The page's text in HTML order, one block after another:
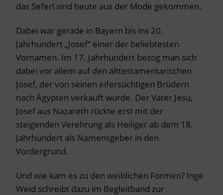
das Seferl sind heute aus der Mode gekommen.
Dabei war gerade in Bayern bis ins 20.
Jahrhundert „Josef“ einer der beliebtesten
Vornamen. Im 17. Jahrhundert bezog man sich
dabei vor allem auf den alttestamentarischen
Josef, der von seinen eifersüchtigen Brüdern
nach Ägypten verkauft wurde. Der Vater Jesu,
Josef aus Nazareth rückte erst mit der
steigenden Verehrung als Heiliger ab dem 18.
Jahrhundert als Namensgeber in den
Vordergrund.
Und wie kam es zu den weiblichen Formen? Inge
Weid schreibt dazu im Begleitband zur